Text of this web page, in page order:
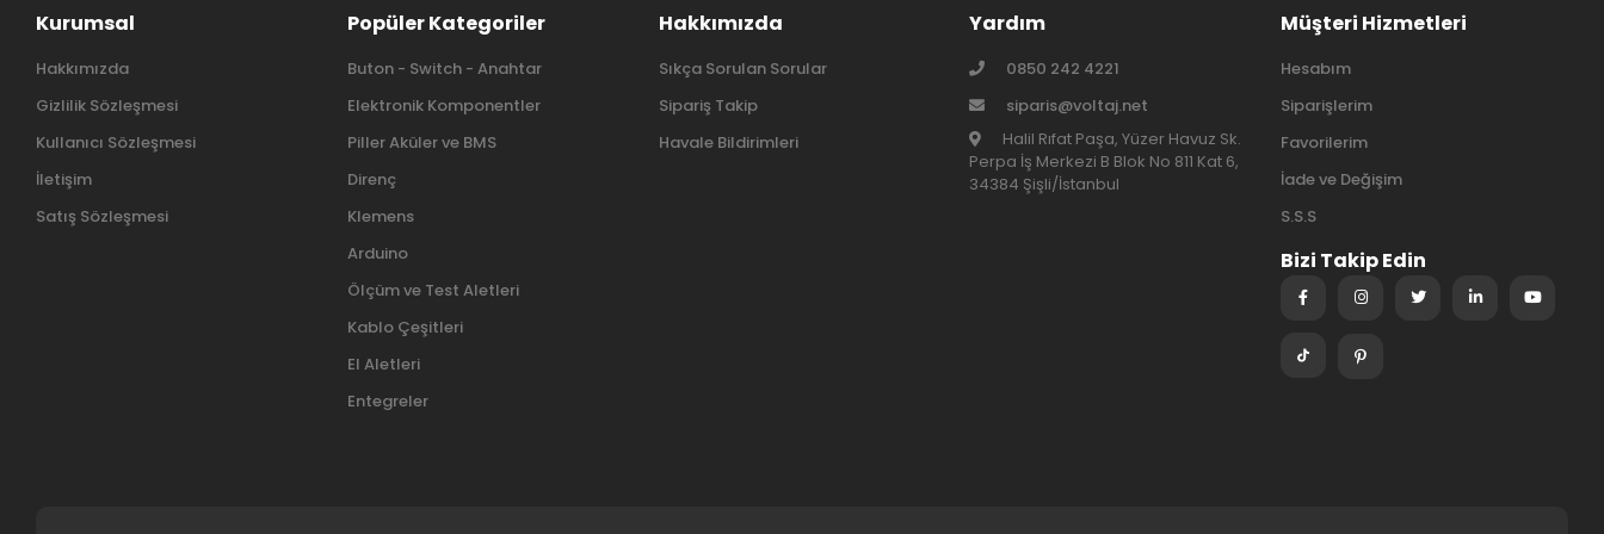
Kurumsal
Hakkımızda
Gizlilik Sözleşmesi
Kullanıcı Sözleşmesi
İletişim
Satış Sözleşmesi
Popüler Kategoriler
Buton - Switch - Anahtar
Elektronik Komponentler
Piller Aküler ve BMS
Direnç
Klemens
Arduino
Ölçüm ve Test Aletleri
Kablo Çeşitleri
El Aletleri
Entegreler
Hakkımızda
Sıkça Sorulan Sorular
Sipariş Takip
Havale Bildirimleri
Yardım
0850 242 4221
siparis@voltaj.net
Halil Rıfat Paşa, Yüzer Havuz Sk.
Perpa İş Merkezi B Blok No 811 Kat 6,
34384 Şişli/İstanbul
Müşteri Hizmetleri
Hesabım
Siparişlerim
Favorilerim
İade ve Değişim
S.S.S
Bizi Takip Edin